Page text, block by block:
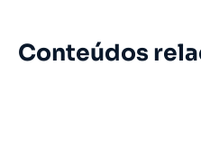
Conteúdos